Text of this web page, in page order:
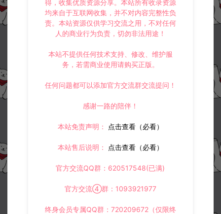
得，收集优质资源分享。本站所有收录资源
均来自于互联网收集，并不对内容完整性负
责。本站资源仅供学习交流之用，不对任何
人的商业行为负责，切勿非法用途！
本站不提供任何技术支持、修改、维护服
务，若需商业使用请购买正版。
任何问题都可以添加官方交流群交流提问！
感谢一路的陪伴！
本站免责声明： 点击查看（必看）
本站售后说明： 点击查看（必看）
官方交流QQ群：620517548(已满)
官方交流④群：1093921977
终身会员专属QQ群：720209672（仅限终